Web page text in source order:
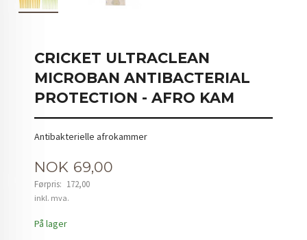
CRICKET ULTRACLEAN
MICROBAN ANTIBACTERIAL
PROTECTION - AFRO KAM
Antibakterielle afrokammer
Tilbud
NOK 69,00
Førpris: 172,00
Rabatt
inkl. mva.
På lager